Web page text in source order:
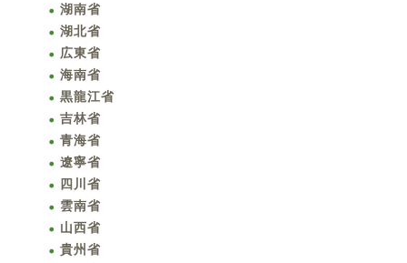
湖南省
湖北省
広東省
海南省
黒龍江省
吉林省
青海省
遼寧省
四川省
雲南省
山西省
貴州省